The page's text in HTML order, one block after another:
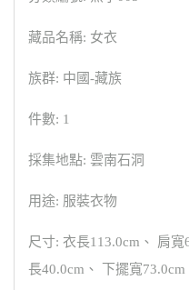
藏品名稱: 女衣
族群: 中國-藏族
件數: 1
採集地點: 雲南石洞
用途: 服裝衣物
尺寸: 衣長113.0cm、 肩
長40.0cm、 下擺寬